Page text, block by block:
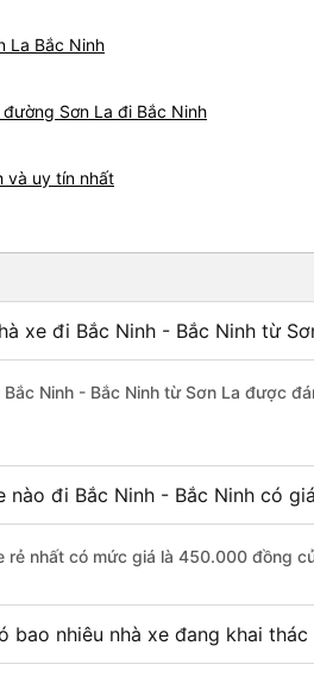
La Bắc Ninh
Sơn La đi Bắc Ninh
và uy tín nhất
xe đi Bắc Ninh - Bắc Ninh từ
Bắc Ninh - Bắc Ninh từ Sơn La được
nào đi Bắc Ninh - Bắc Ninh có
rẻ nhất có mức giá là 450.000 đồng
bao nhiêu nhà xe đang khai